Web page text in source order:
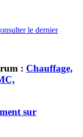
le dernier
: Chauffage,
sur